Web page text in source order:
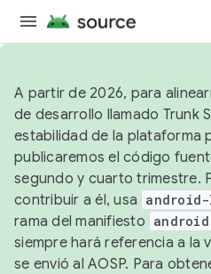
A partir de 2026, para
de desarrollo llamado Trunk
estabilidad de la plataforma
publicaremos el código
segundo y cuarto trimestre.
contribuir a él, usa
rama del manifiesto
siempre hará referencia a la
se envió al AOSP. Para